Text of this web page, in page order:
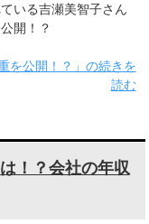
いる吉瀬美智子さん
開！？
を公開！？」の続きを
読む
！？会社の年収